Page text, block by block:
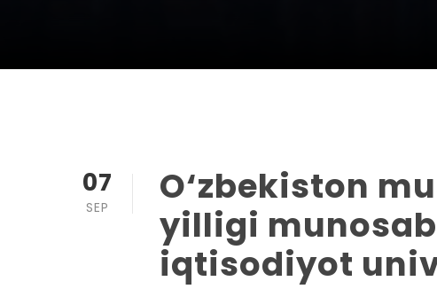
07
SEP
O‘zbekiston
yilligi
iqtisodiyot